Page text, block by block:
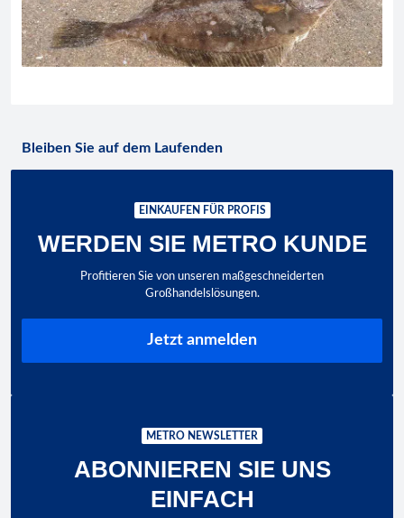
Bleiben Sie auf dem Laufenden
EINKAUFEN FÜR PROFIS
WERDEN SIE METRO KUNDE
Profitieren Sie von unseren maßgeschneiderten
Großhandelslösungen.
Jetzt anmelden
METRO NEWSLETTER
ABONNIEREN SIE UNS
EINFACH